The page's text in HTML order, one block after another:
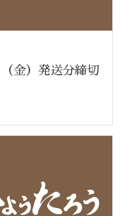
金）発送分締切